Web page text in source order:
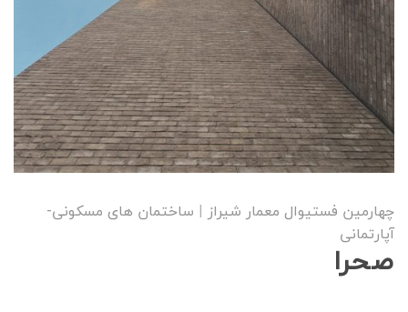
چهارمین فستیوال معمار شیراز | ساختمان های مسکونی-
آپارتمانی
صحرا